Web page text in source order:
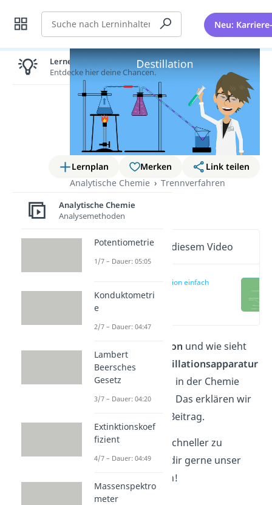
Suche Neu:
Lernplan Merken
Link teilen
Analytische Chemie
Trennverfahren
Destillation
Wichtige Inhalte in diesem Video
Destillation einfach
erklärt
Destillation und wie sieht
der Aufbau einer
Destillationsapparatur
aus? Warum musst du in der Chemie
eigentlich destillieren? Das erklären wir
dir in dem folgenden Beitrag.
Um das Thema noch schneller zu
verstehen, kannst du dir gerne unser
dazu anschauen!
Lernen lohnt sich!
Entdecke hier deine Chancen.
Analytische Chemie
Analysemethoden
Potentiometrie
1/7 – Dauer: 05:05
Konduktometri
e
2/7 – Dauer: 04:47
Lambert
Beersches
Gesetz
3/7 – Dauer: 04:20
Extinktionskoef
fizient
4/7 – Dauer: 04:49
Massenspektro
meter